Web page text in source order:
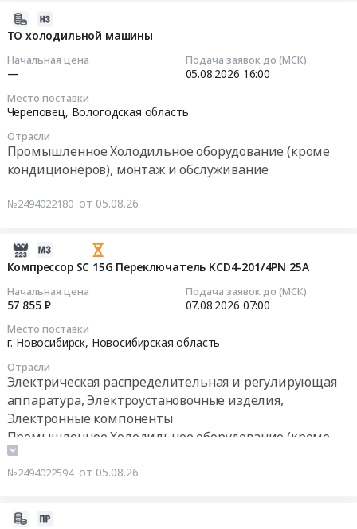
для хранения
ТО холодильной машины
Начальная цена
—
Подача заявок до (МСК)
05.08.2026 16:00
Место поставки
Череповец, Вологодская область
Отрасли
Промышленное Холодильное оборудование (кроме
кондиционеров), монтаж и обслуживание
№2494022180 от 05.08.26
Компрессор SC 15G Переключатель KCD4-201/4PN 25А
Начальная цена
57 855 ₽
Подача заявок до (МСК)
07.08.2026 07:00
Место поставки
г. Новосибирск, Новосибирская область
Отрасли
Электрическая распределительная и регулирующая
аппаратура, Электроустановочные изделия,
Электронные компоненты
Промышленное Холодильное оборудование (кроме
кондиционеров), монтаж и обслуживание
№2494022594 от 05.08.26